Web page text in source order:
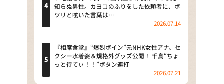
ＬＩＦＥ～夢のカタチ～
新婚さんいらっしゃい！
ポツンと一軒家
ザキ山小屋本館
知らぬ男性。カヨコのふりをした依頼者に、ポ
ツリと呟いた言葉は…
2026.07.14
『相席食堂』“爆烈ボイン”元NHK女性アナ、セ
クシー水着姿＆規格外グッズ公開！ 千鳥“ちょ
っと待てぃ！！”ボタン連打
2026.07.21